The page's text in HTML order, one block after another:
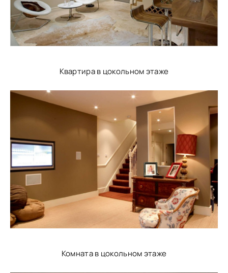
Квартира в цокольном этаже
Комната в цокольном этаже